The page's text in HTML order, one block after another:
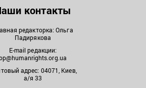
контакты
редакторка: Ольга
Падирякова
E-mail редакции:
адрес: 04071, Киев,
а/я 33